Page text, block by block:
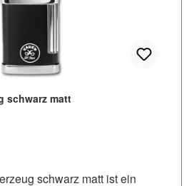
schwarz matt
schwarz matt ist ein